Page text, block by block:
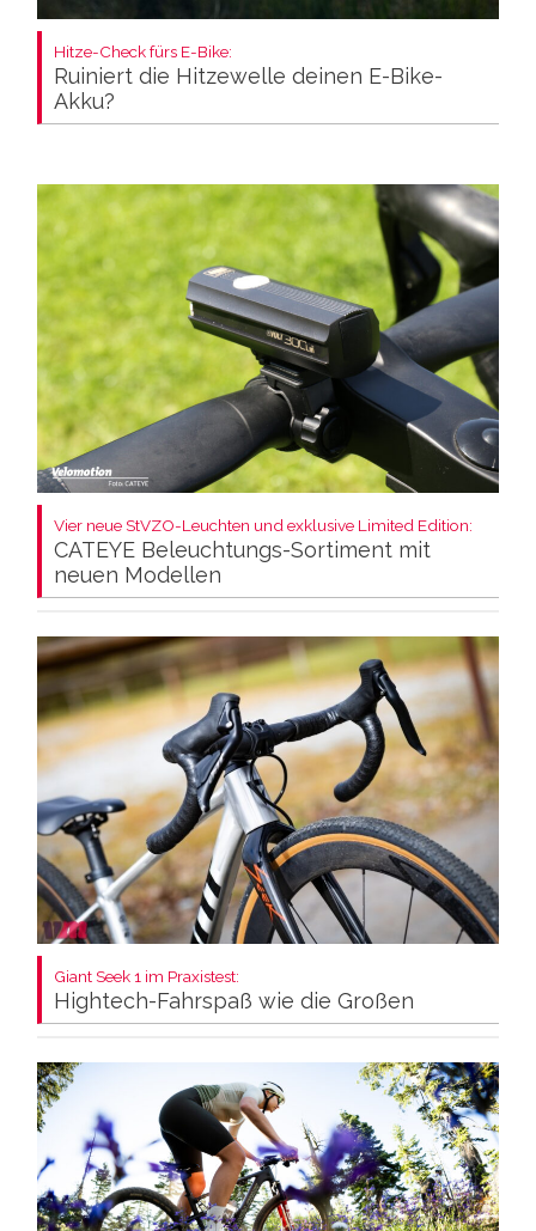
Hitze-Check fürs E-Bike:
Ruiniert die Hitzewelle deinen E-Bike-
Akku?
Vier neue StVZO-Leuchten und exklusive Limited Edition:
CATEYE Beleuchtungs-Sortiment mit
neuen Modellen
Giant Seek 1 im Praxistest:
Hightech-Fahrspaß wie die Großen